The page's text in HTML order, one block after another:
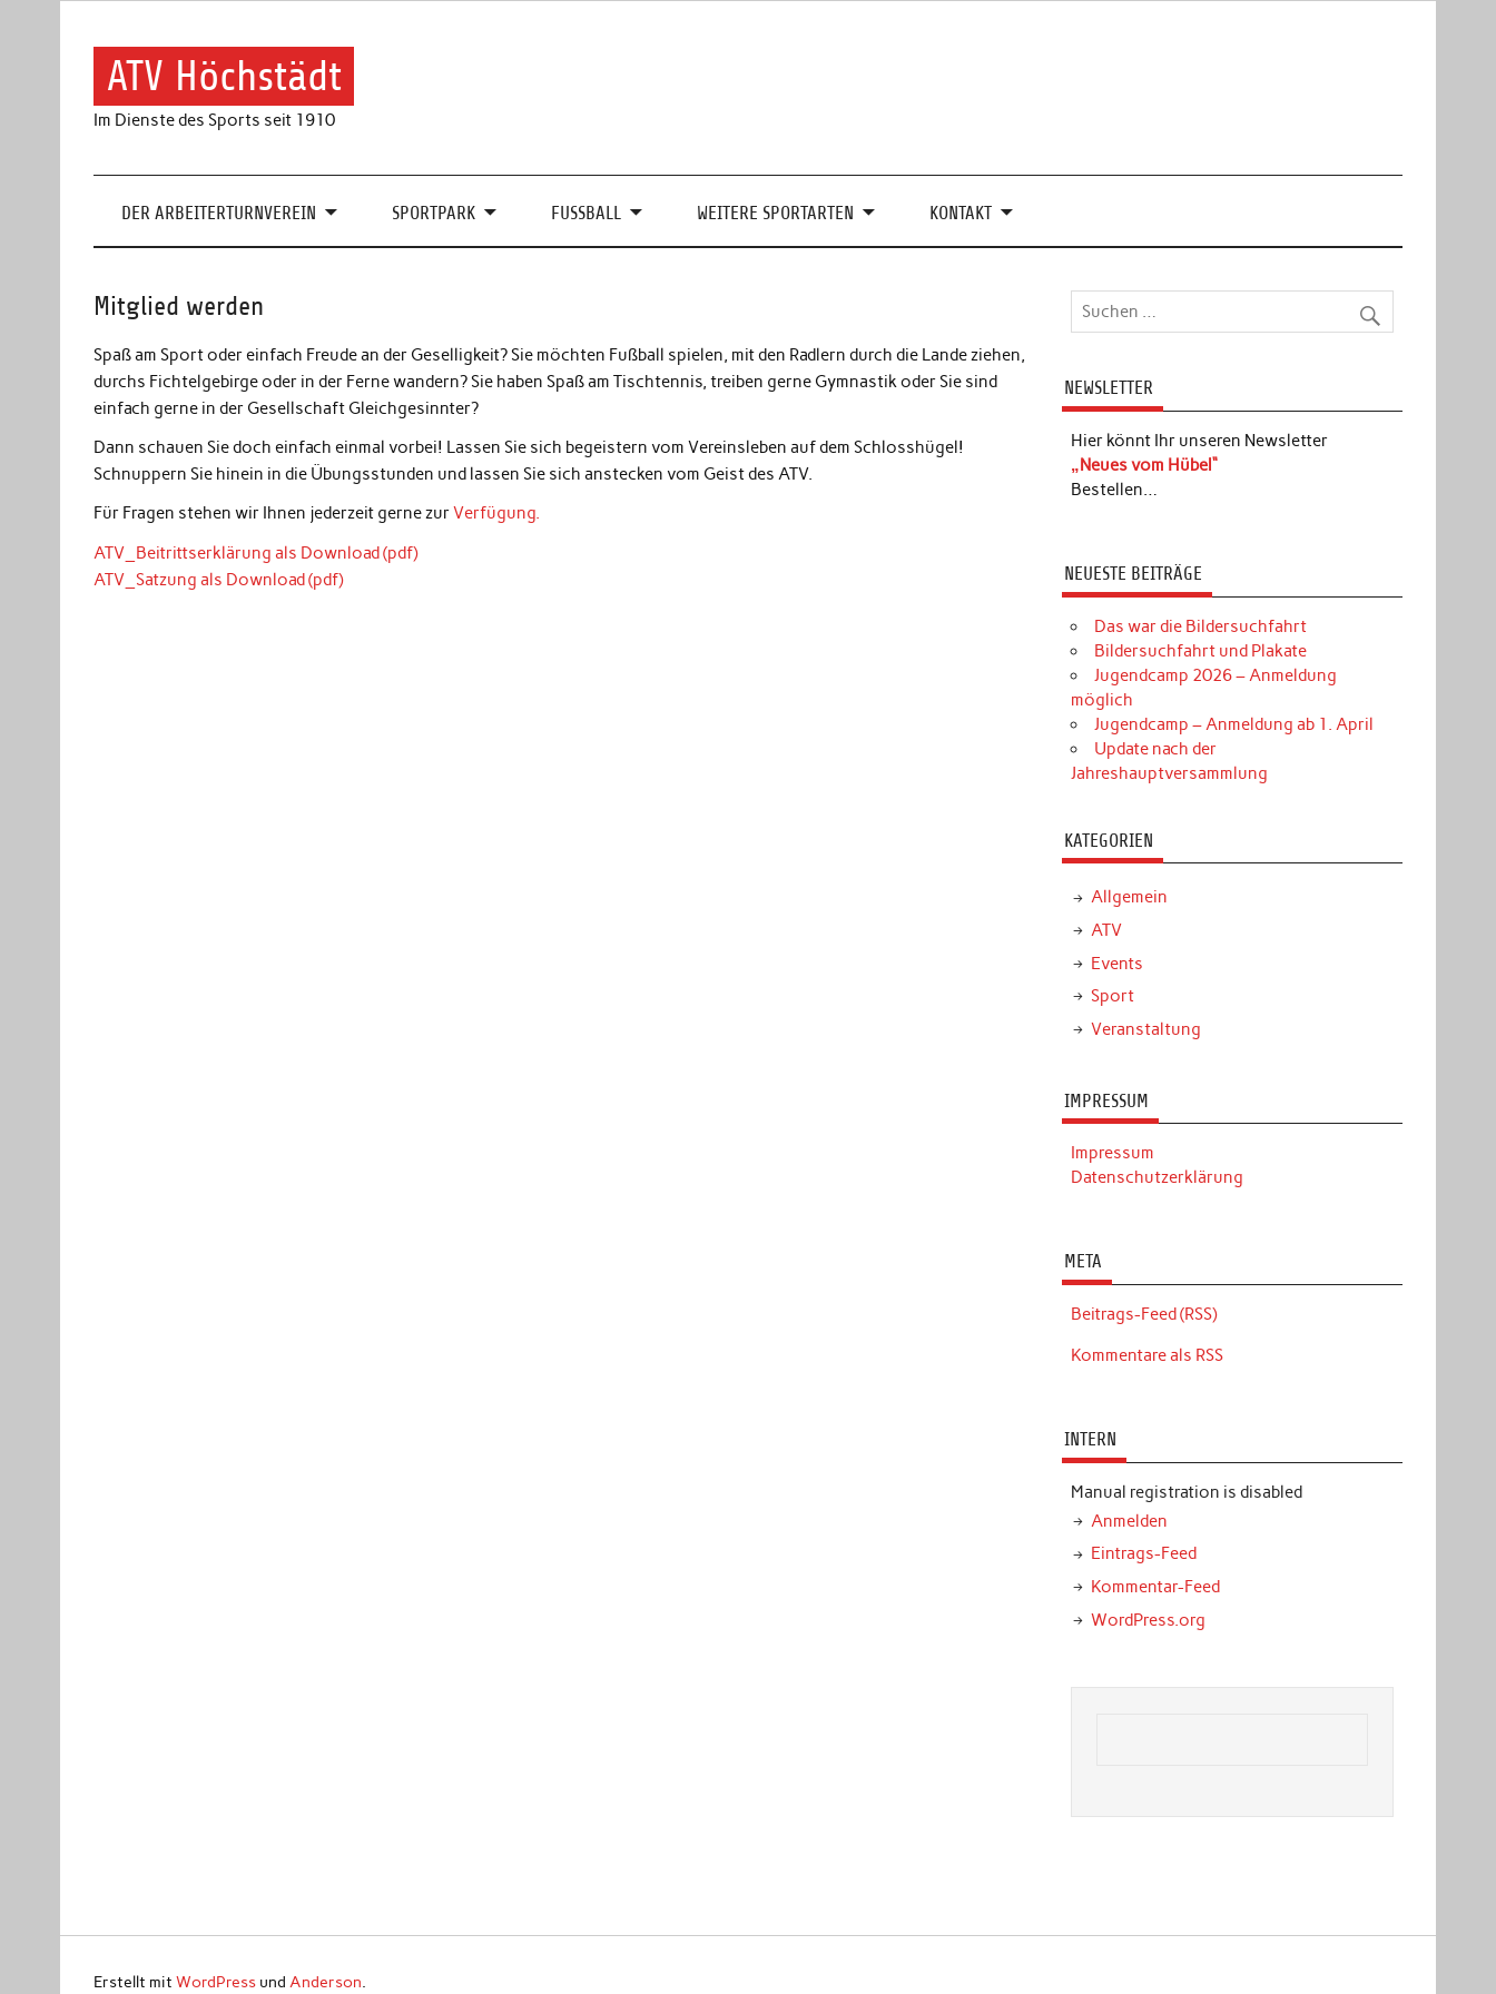
ATV Höchstädt
Im Dienste des Sports seit 1910
DER ARBEITERTURNVEREIN SPORTPARK FUSSBALL WEITERE SPORTARTEN KONTAKT
Mitglied werden
Spaß am Sport oder einfach Freude an der Geselligkeit? Sie möchten Fußball spielen, mit den Radlern durch die Lande ziehen,
durchs Fichtelgebirge oder in der Ferne wandern? Sie haben Spaß am Tischtennis, treiben gerne Gymnastik oder Sie sind
einfach gerne in der Gesellschaft Gleichgesinnter?
Dann schauen Sie doch einfach einmal vorbei! Lassen Sie sich begeistern vom Vereinsleben auf dem Schlosshügel!
Schnuppern Sie hinein in die Übungsstunden und lassen Sie sich anstecken vom Geist des ATV.
Für Fragen stehen wir Ihnen jederzeit gerne zurVerfügung.
ATV_Beitrittserklärung als Download (pdf)
ATV_Satzung als Download (pdf)
NEWSLETTER
Hier könnt Ihr unseren Newsletter
„Neues vom Hübel“
Bestellen…
NEUESTE BEITRÄGE
Das war die Bildersuchfahrt
Bildersuchfahrt und Plakate
Jugendcamp 2026 – Anmeldung
möglich
Jugendcamp – Anmeldung ab 1. April
Update nach der
Jahreshauptversammlung
KATEGORIEN
Allgemein
ATV
Events
Sport
Veranstaltung
IMPRESSUM
Impressum
Datenschutzerklärung
META
Beitrags-Feed (RSS)
Kommentare als RSS
INTERN
Manual registration is disabled
Anmelden
Eintrags-Feed
Kommentar-Feed
WordPress.org
Erstellt mitWordPress und Anderson